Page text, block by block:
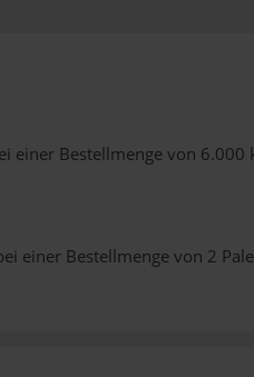
einer Bestellmenge von 6.000
einer Bestellmenge von 2